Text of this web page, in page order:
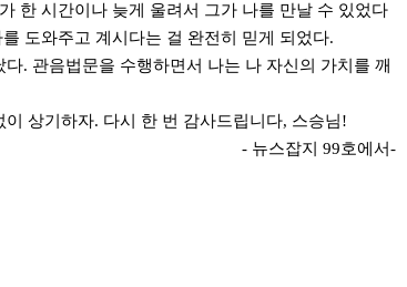
한 시간이나 늦게 울려서 그가 나를 만날 수 있었다
도와주고 계시다는 걸 완전히 믿게 되었다.
. 관음법문을 수행하면서 나는 나 자신의 가치를 깨
상기하자. 다시 한 번 감사드립니다, 스승님!
- 뉴스잡지 99호에서-